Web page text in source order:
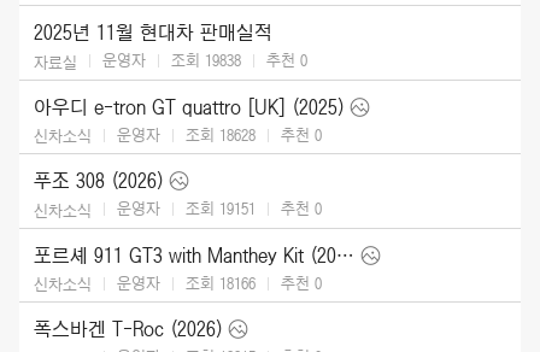
2025년 11월 현대차 판매실적
자료실 운영자 조회 19838 추천 0
아우디 e-tron GT quattro [UK] (2025)
신차소식 운영자 조회 18628 추천 0
푸조 308 (2026)
신차소식 운영자 조회 19151 추천 0
포르셰 911 GT3 with Manthey Kit (2026)
신차소식 운영자 조회 18166 추천 0
폭스바겐 T-Roc (2026)